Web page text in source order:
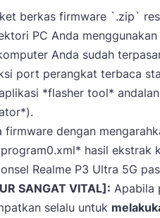
berkas firmware `.zip`
PC Anda
Anda sudah
port perangkat terbaca
*flasher tool*
firmware dengan
hasil ekstrak
Realme P3 Ultra 5G
SANGAT VITAL]: Apabila
selalu untuk